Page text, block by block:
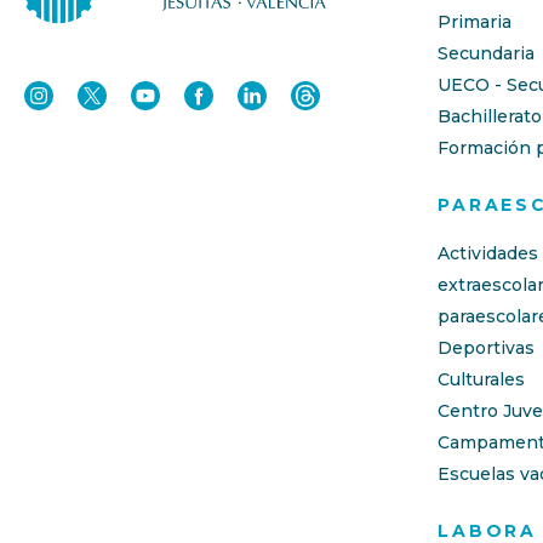
Primaria
Secundaria
UECO -
Bachillerato
Formación
Actividades
Deportivas
Culturales
Centro
Escuelas
LABORA